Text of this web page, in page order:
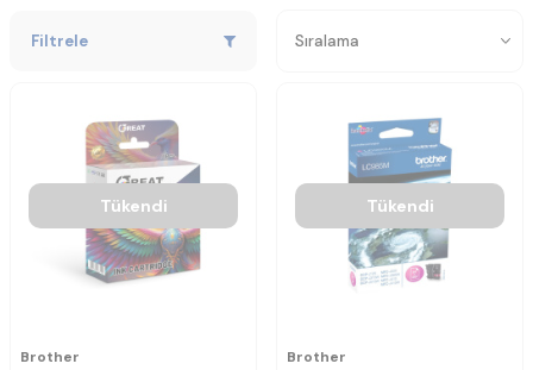
Filtrele
Tükendi
Brother
Tükendi
Brother